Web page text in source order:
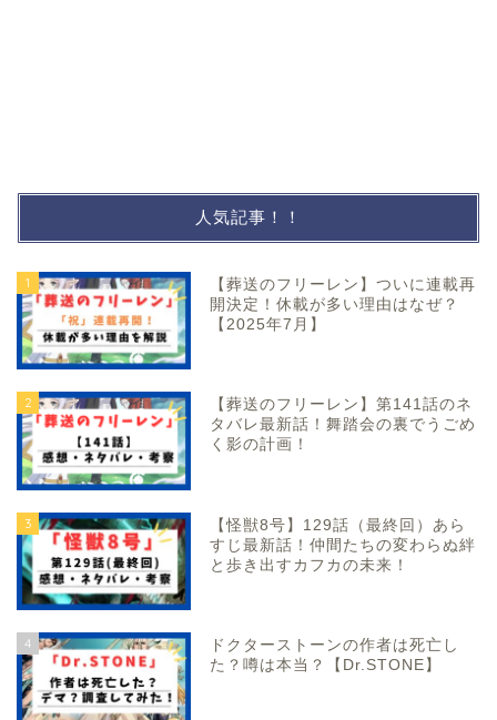
人気記事！！
1
【葬送のフリーレン】ついに連載再
開決定！休載が多い理由はなぜ？
【2025年7月】
2
【葬送のフリーレン】第141話のネ
タバレ最新話！舞踏会の裏でうごめ
く影の計画！
3
【怪獣8号】129話（最終回）あら
すじ最新話！仲間たちの変わらぬ絆
と歩き出すカフカの未来！
4
ドクターストーンの作者は死亡し
た？噂は本当？【Dr.STONE】